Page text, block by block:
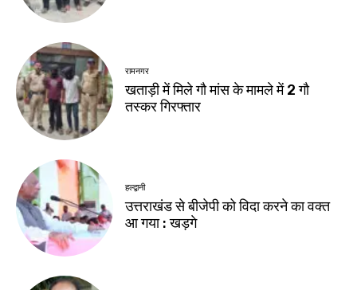
रामनगर
खताड़ी में मिले गौ मांस के मामले में 2 गौ
तस्कर गिरफ्तार
हल्द्वानी
उत्तराखंड से बीजेपी को विदा करने का वक्त
आ गया : खड़गे